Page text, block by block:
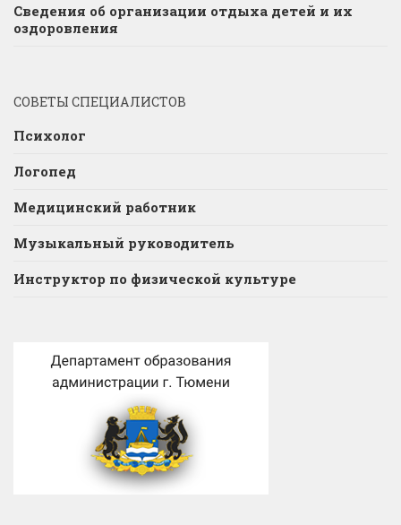
Сведения об организации отдыха детей и их
оздоровления
СОВЕТЫ СПЕЦИАЛИСТОВ
Психолог
Логопед
Медицинский работник
Музыкальный руководитель
Инструктор по физической культуре